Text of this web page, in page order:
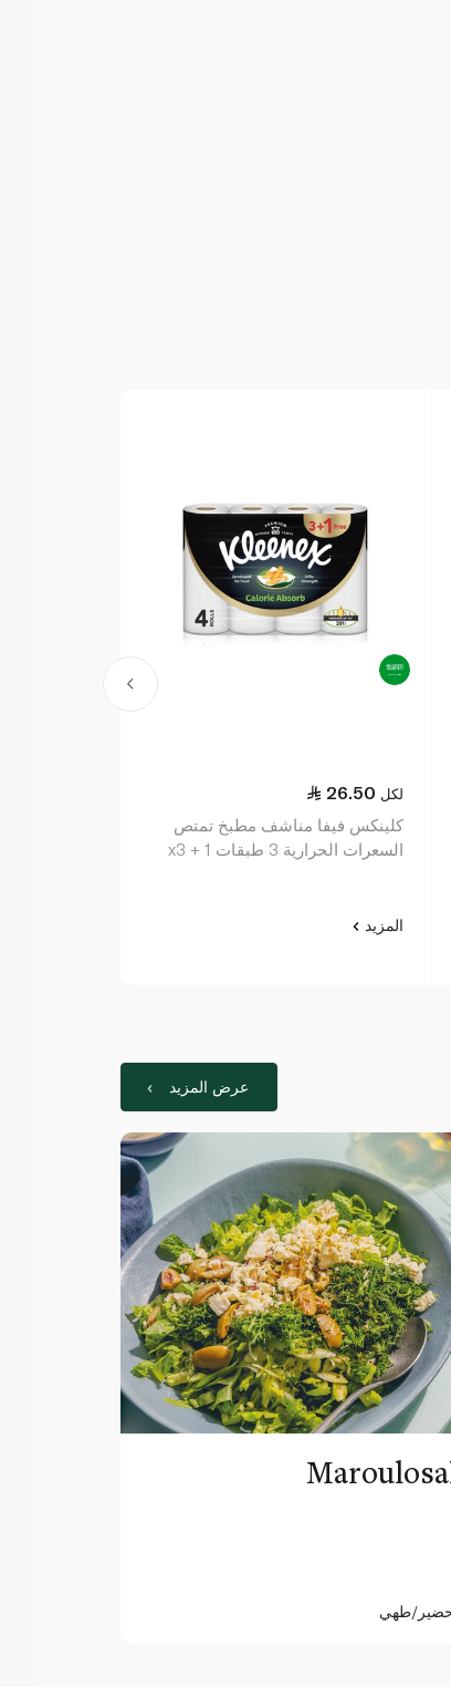
26.50 لكل
كلينكس فيفا مناشف مطبخ تمتص
السعرات الحرارية 3 طبقات x3 + 1
المزيد
عرض المزيد
طهي